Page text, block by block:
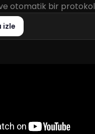
otomatik bir protokol
izle